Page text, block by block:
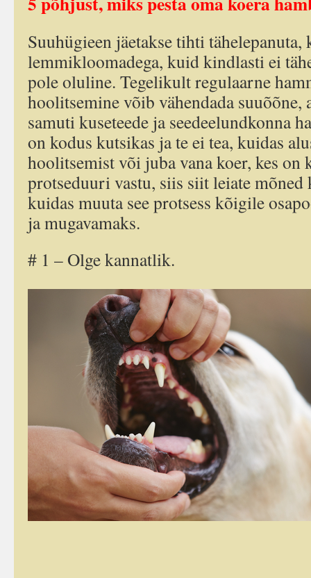
Suuhügieen jäetakse tihti
lemmikloomadega, kuid kindlasti ei
pole oluline. Tegelikult regulaarne
hoolitsemine võib vähendada suuõõne,
samuti kuseteede ja seedeelundkonna
on kodus kutsikas ja te ei tea, kuidas
hoolitsemist või juba vana koer, kes on
protseduuri vastu, siis siit leiate mõned
kuidas muuta see protsess kõigile
ja mugavamaks.
# 1 – Olge kannatlik.